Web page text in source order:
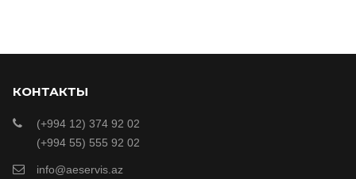
КОНТАКТЫ
(+994 12) 374 92 02
(+994 55) 555 92 02
info@aeservis.az